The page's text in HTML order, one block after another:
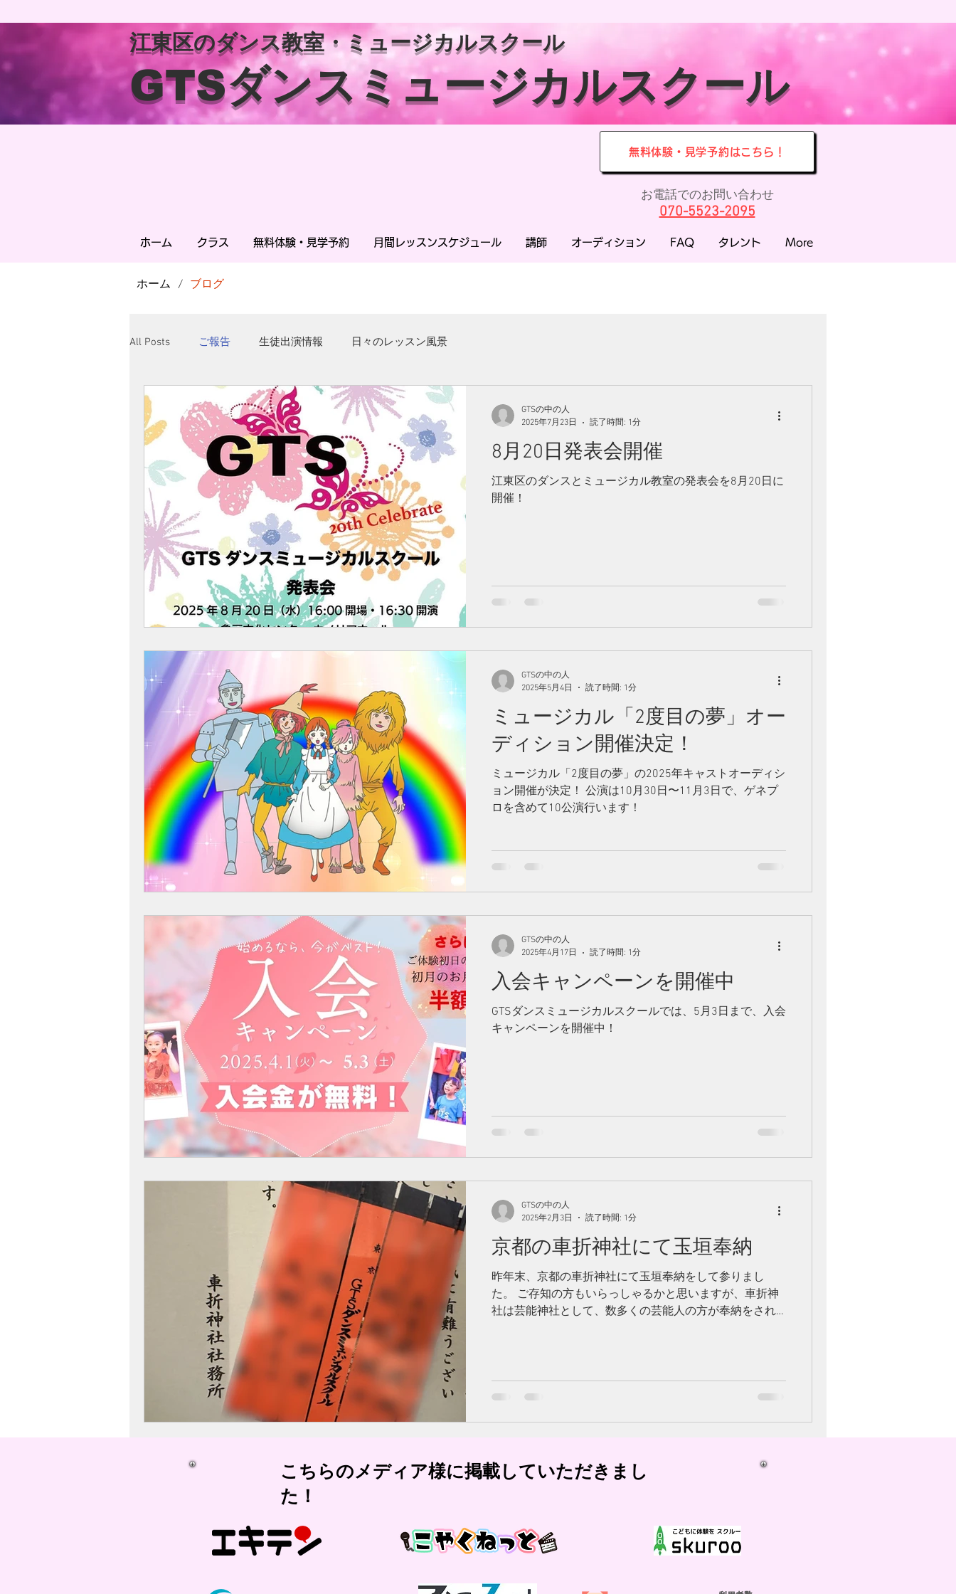
江東区のダンス教室・ミュージカルスクール
GTSダンスミュージカルスクール
無料体験・見学予約はこちら！
お電話でのお問い合わせ
070-5523-2095
ホーム クラス 無料体験・見学予約 月間レッスンスケジュール 講師 オーディション FAQ タレント More
ホーム / ブログ
All Posts ご報告 生徒出演情報 日々のレッスン風景
8月20日発表会開催
江東区のダンスとミュージカル教室の発表会を8月20日に
開催！
GTSの中の人
2025年7月23日
読了時間: 1分
ミュージカル「2度目の夢」オー
ディション開催決定！
ミュージカル「2度目の夢」の2025年キャストオーディシ
ョン開催が決定！ 公演は10月30日〜11月3日で、ゲネプ
ロを含めて10公演行います！
GTSの中の人
2025年5月4日
読了時間: 1分
入会キャンペーンを開催中
GTSダンスミュージカルスクールでは、5月3日まで、入会
キャンペーンを開催中！
GTSの中の人
2025年4月17日
読了時間: 1分
京都の車折神社にて玉垣奉納
昨年末、京都の車折神社にて玉垣奉納をして参りまし
た。 ご存知の方もいらっしゃるかと思いますが、車折神
社は芸能神社として、数多くの芸能人の方が奉納をされ
GTSの中の人
2025年2月3日
読了時間: 1分
​こちらのメディア様に掲載していただきまし
た！